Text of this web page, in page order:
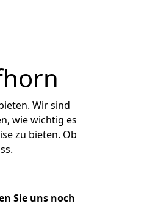
Wir sind
wie wichtig es
zu bieten. Ob
Sie uns noch